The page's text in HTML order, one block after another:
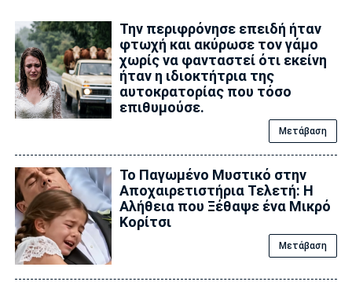
Την περιφρόνησε επειδή ήταν
φτωχή και ακύρωσε τον γάμο
χωρίς να φανταστεί ότι εκείνη
ήταν η ιδιοκτήτρια της
αυτοκρατορίας που τόσο
επιθυμούσε.
Μετάβαση
Το Παγωμένο Μυστικό στην
Αποχαιρετιστήρια Τελετή: Η
Αλήθεια που Ξέθαψε ένα Μικρό
Κορίτσι
Μετάβαση